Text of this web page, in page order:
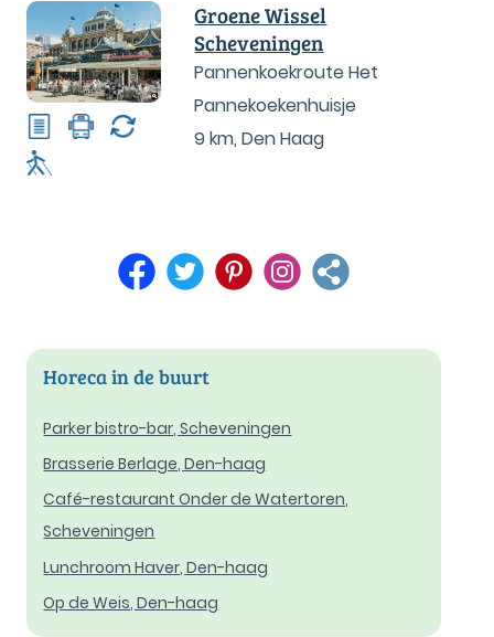
Groene Wissel
Scheveningen
Pannenkoekroute Het
Pannekoekenhuisje
9 km,Den Haag
Horeca in de buurt
Parker bistro-bar, Scheveningen
Brasserie Berlage, Den-haag
Café-restaurant Onder de Watertoren,
Scheveningen
Lunchroom Haver, Den-haag
Op de Weis, Den-haag